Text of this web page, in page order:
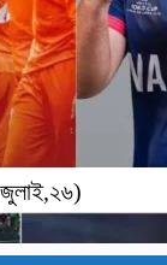
জুলাই,২৬)